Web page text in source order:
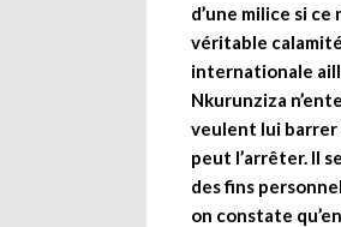
d’une milice si
véritable
internationale
Nkurunziza
veulent lui barrer
peut l’arrêter. Il
des fins
on constate